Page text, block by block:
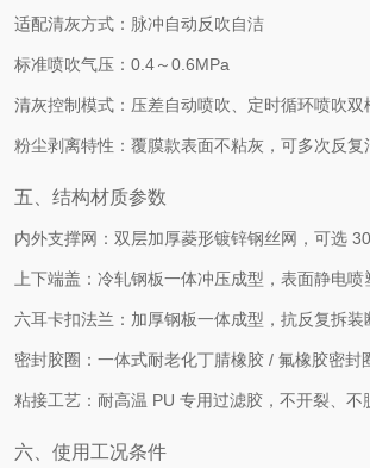
适配清灰方式：脉冲自动反吹自洁
标准喷吹气压：0.4～0.6MPa
清灰控制模式：压差自动喷吹、定时循环喷吹双
粉尘剥离特性：覆膜款表面不粘灰，可多次反复
五、结构材质参数
内外支撑网：双层加厚菱形镀锌钢丝网，可选
上下端盖：冷轧钢板一体冲压成型，表面静电喷
六耳卡扣法兰：加厚钢板一体成型，抗反复拆装
密封胶圈：一体式耐老化丁腈橡胶 / 氟橡胶密封
粘接工艺：耐高温 PU 专用过滤胶，不开裂、不
六、使用工况条件